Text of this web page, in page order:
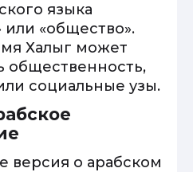
языка
или «общество».
Халыг может
общественность,
социальные узы.
версия о арабском